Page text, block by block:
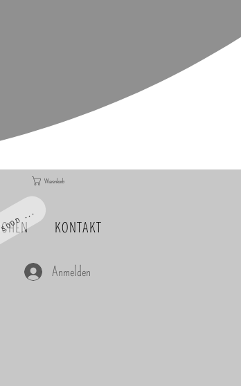
Warenkorb
KONTAKT
...
Anmelden